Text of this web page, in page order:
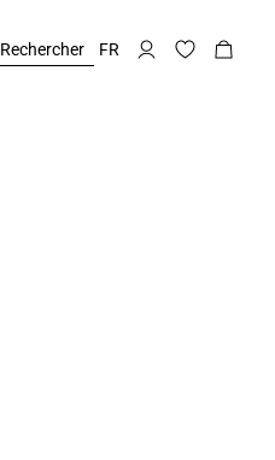
Rechercher FR